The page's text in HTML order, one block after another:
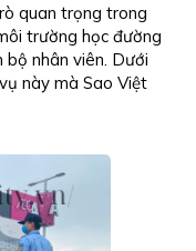
quan trọng trong
trường học đường
bộ nhân viên. Dưới
này mà Sao Việt